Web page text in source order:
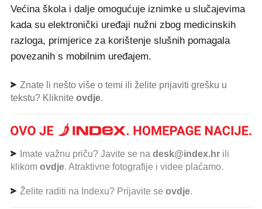
Većina škola i dalje omogućuje iznimke u slučajevima
kada su elektronički uređaji nužni zbog medicinskih
razloga, primjerice za korištenje slušnih pomagala
povezanih s mobilnim uređajem.
Znate li nešto više o temi ili želite prijaviti grešku u
tekstu? Kliknite ovdje.
Imate važnu priču? Javite se na desk@index.hr ili
klikom ovdje. Atraktivne fotografije i videe plaćamo.
Želite raditi na Indexu? Prijavite se ovdje.